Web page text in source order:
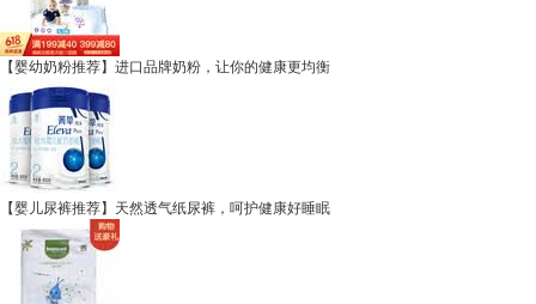
【婴幼奶粉推荐】进口品牌奶粉，让你的健康更均衡
【婴儿尿裤推荐】天然透气纸尿裤，呵护健康好睡眠